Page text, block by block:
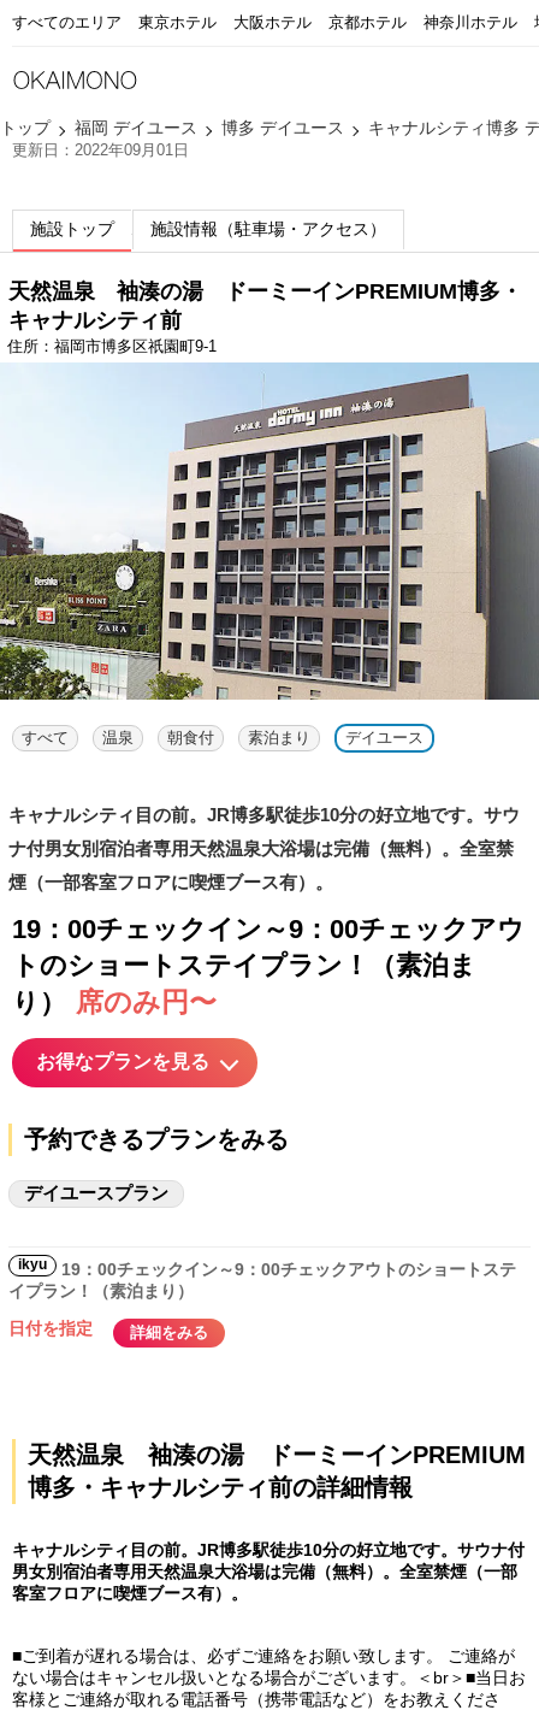
すべてのエリア 東京ホテル 大阪ホテル 京都ホテル 神奈川ホテル
トップ 福岡 デイユース 博多 デイユース キャナルシティ博多
更新日：2022年09月01日
施設トップ 施設情報（駐車場・アクセス）
天然温泉 袖湊の湯 ドーミーインPREMIUM博多・
キャナルシティ前
住所：福岡市博多区祇園町9-1
すべて 温泉 朝食付 素泊まり デイユース
キャナルシティ目の前。JR博多駅徒歩10分の好立地です。サウ
ナ付男女別宿泊者専用天然温泉大浴場は完備（無料）。全室禁
煙（一部客室フロアに喫煙ブース有）。
19：00チェックイン～9：00チェックアウ
トのショートステイプラン！（素泊ま
り）
席のみ円〜
お得なプランを見る
予約できるプランをみる
デイユースプラン
ikyu
19：00チェックイン～9：00チェックアウトのショートステ
イプラン！（素泊まり）
日付を指定
詳細をみる
天然温泉 袖湊の湯 ドーミーインPREMIUM
博多・キャナルシティ前の詳細情報
キャナルシティ目の前。JR博多駅徒歩10分の好立地です。サウナ付
男女別宿泊者専用天然温泉大浴場は完備（無料）。全室禁煙（一部
客室フロアに喫煙ブース有）。
■ご到着が遅れる場合は、必ずご連絡をお願い致します。 ご連絡が
ない場合はキャンセル扱いとなる場合がございます。＜br＞■当日お
客様とご連絡が取れる電話番号（携帯電話など）をお教えくださ